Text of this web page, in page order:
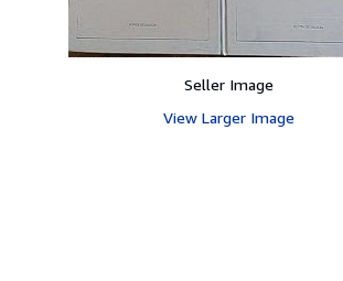
Seller Image
View Larger Image